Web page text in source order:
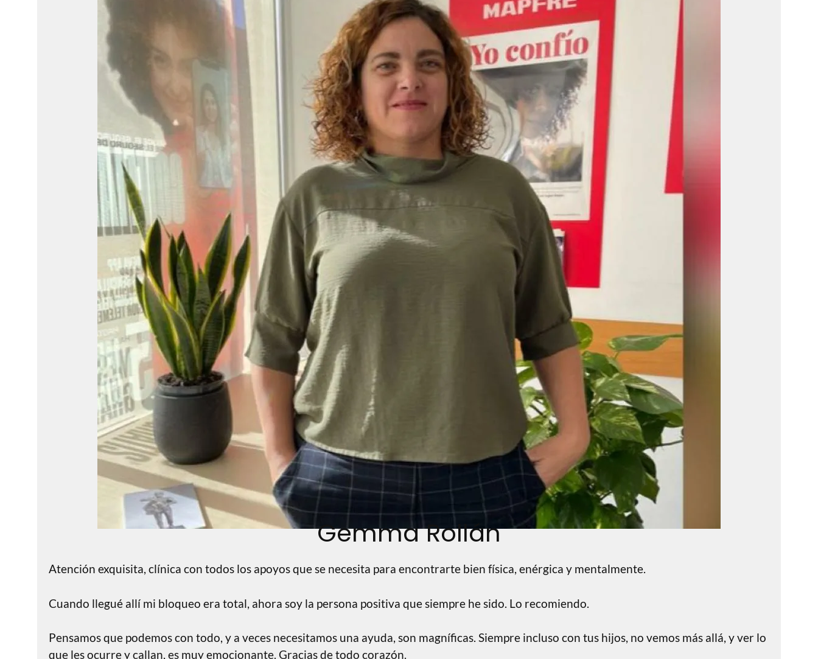
Gemma Rollán
Atención exquisita, clínica con todos los apoyos que se necesita para encontrarte bien física, enérgica y mentalmente.
Cuando llegué allí mi bloqueo era total, ahora soy la persona positiva que siempre he sido. Lo recomiendo.
Pensamos que podemos con todo, y a veces necesitamos una ayuda, son magníficas. Siempre incluso con tus hijos, no vemos más allá, y ver lo
que les ocurre y callan, es muy emocionante. Gracias de todo corazón.